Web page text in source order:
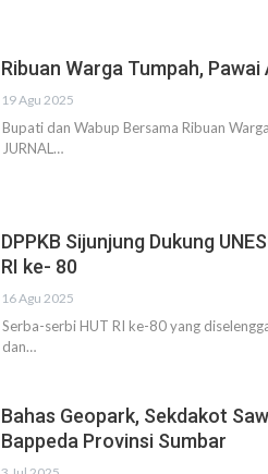
Ribuan Warga Tumpah,
19 Agu 2025
Bupati dan Wabup Bersama Ribuan
JURNAL…
DPPKB Sijunjung Dukung
RI ke- 80
16 Agu 2025
Serba-serbi HUT RI ke-80 yang
dan…
Bahas Geopark, Sekdakot
Bappeda Provinsi Sumbar